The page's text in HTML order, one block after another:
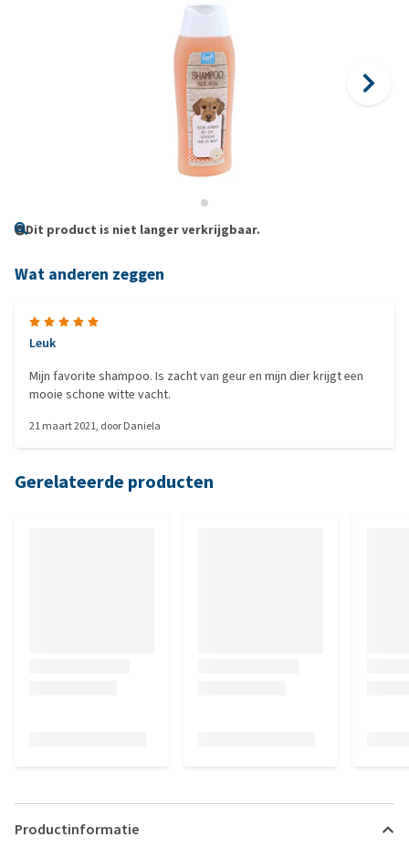
Dit product is niet langer verkrijgbaar.
Wat anderen zeggen
Leuk
Mijn favorite shampoo. Is zacht van geur en mijn dier krijgt een
mooie schone witte vacht.
21 maart 2021, doorDaniela
Gerelateerde producten
Productinformatie